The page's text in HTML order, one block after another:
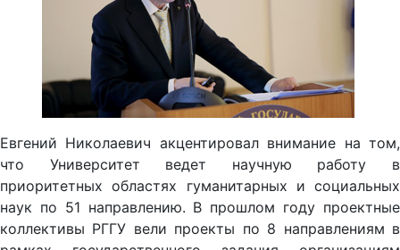
Евгений Николаевич акцентировал внимание на том,
что Университет ведет научную работу в
приоритетных областях гуманитарных и социальных
наук по 51 направлению. В прошлом году проектные
коллективы РГГУ вели проекты по 8 направлениям в